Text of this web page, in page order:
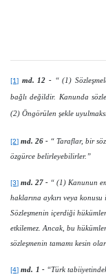
[1] md. 12 - “ (1)
bağlı değildir. Kanunda
(2) Öngörülen şekle
[2] md. 26 - “ Taraflar, bir
özgürce belirleyebilirler.”
[3] md. 27 - “ (1) Kanunun
haklarına aykırı veya
Sözleşmenin içerdiği
etkilemez. Ancak, bu hükümler
sözleşmenin tamamı kesin
[4] md. 1 -“Türk